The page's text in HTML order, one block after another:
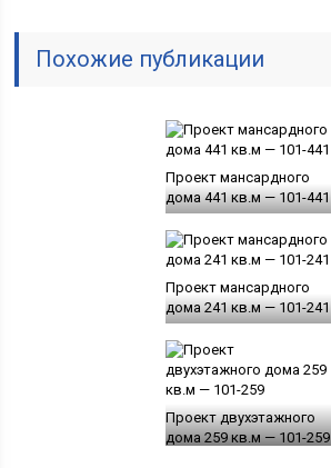
Похожие публикации
Проект мансардного
дома 441 кв.м — 101-441
Проект мансардного
дома 241 кв.м — 101-241
Проект двухэтажного
дома 259 кв.м — 101-259